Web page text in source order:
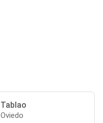
Tablao
Oviedo